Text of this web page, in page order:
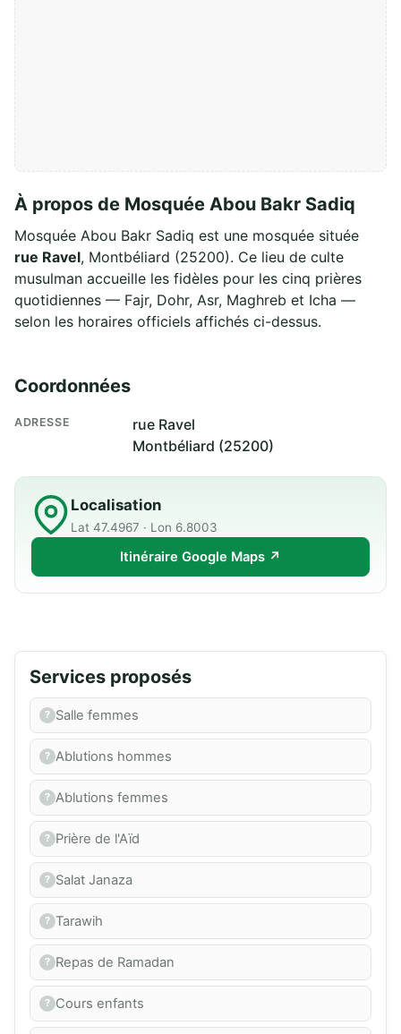
À propos de Mosquée Abou Bakr Sadiq
Mosquée Abou Bakr Sadiq est une mosquée située
rue Ravel, Montbéliard (25200). Ce lieu de culte
musulman accueille les fidèles pour les cinq prières
quotidiennes — Fajr, Dohr, Asr, Maghreb et Icha —
selon les horaires officiels affichés ci-dessus.
Coordonnées
ADRESSE
rue Ravel
Montbéliard (25200)
Localisation
Lat 47.4967 · Lon 6.8003
Itinéraire Google Maps ↗
Services proposés
Salle femmes
Ablutions hommes
Ablutions femmes
Prière de l'Aïd
Salat Janaza
Tarawih
Repas de Ramadan
Cours enfants